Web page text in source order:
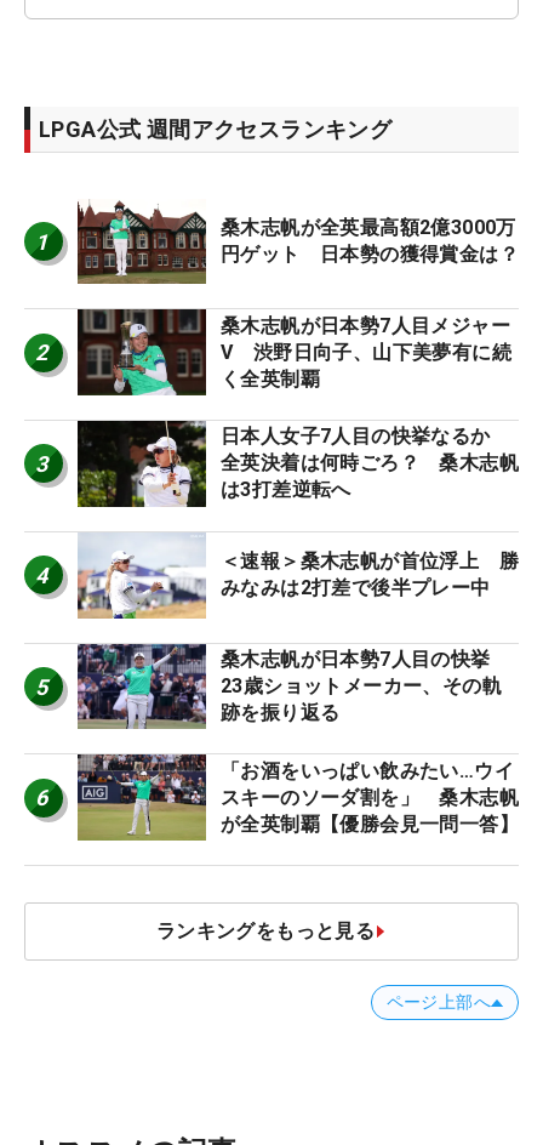
LPGA公式 週間アクセスランキング
1
桑木志帆が全英最高額2億3000万
円ゲット 日本勢の獲得賞金は？
2
桑木志帆が日本勢7人目メジャー
V 渋野日向子、山下美夢有に続
く全英制覇
3
日本人女子7人目の快挙なるか
全英決着は何時ごろ？ 桑木志帆
は3打差逆転へ
4
＜速報＞桑木志帆が首位浮上 勝
みなみは2打差で後半プレー中
5
桑木志帆が日本勢7人目の快挙
23歳ショットメーカー、その軌
跡を振り返る
6
「お酒をいっぱい飲みたい…ウイ
スキーのソーダ割を」 桑木志帆
が全英制覇【優勝会見一問一答】
ランキングをもっと見る
ページ上部へ